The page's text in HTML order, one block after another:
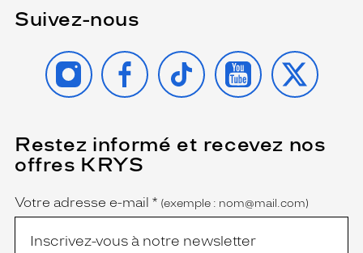
Suivez-nous
INSTAGRAMFACEBOOK
TIKTOK YOUTUBE
X
Restez informé et recevez nos
offres KRYS
Name
Votre adresse e-mail *
(Ce
champ
est
(exemple : nom@mail.com)